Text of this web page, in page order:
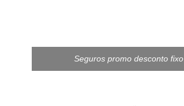
Seguros promo desconto fixo